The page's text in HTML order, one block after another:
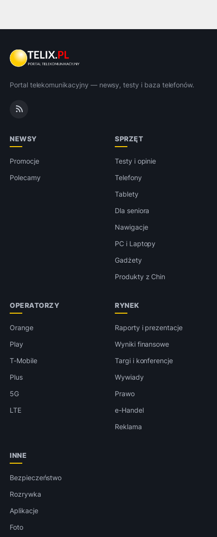
Portal telekomunikacyjny — newsy, testy i baza telefonów.
NEWSY
Promocje
Polecamy
SPRZĘT
Testy i opinie
Telefony
Tablety
Dla seniora
Nawigacje
PC i Laptopy
Gadżety
Produkty z Chin
OPERATORZY
Orange
Play
T-Mobile
Plus
5G
LTE
RYNEK
Raporty i prezentacje
Wyniki finansowe
Targi i konferencje
Wywiady
Prawo
e-Handel
Reklama
INNE
Bezpieczeństwo
Rozrywka
Aplikacje
Foto